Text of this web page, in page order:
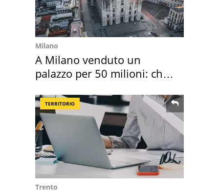
Milano
A Milano venduto un
palazzo per 50 milioni: chi
TERRITORIO
Trento